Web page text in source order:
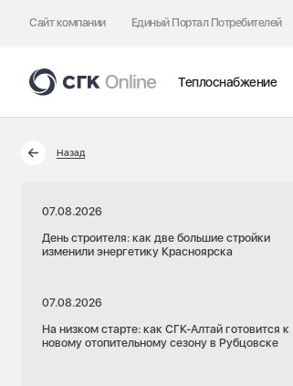
Сайт компании Единый Портал Потребителей
Теплоснабжение
Назад
07.08.2026
День строителя: как две большие стройки
изменили энергетику Красноярска
07.08.2026
На низком старте: как СГК-Алтай готовится к
новому отопительному сезону в Рубцовске